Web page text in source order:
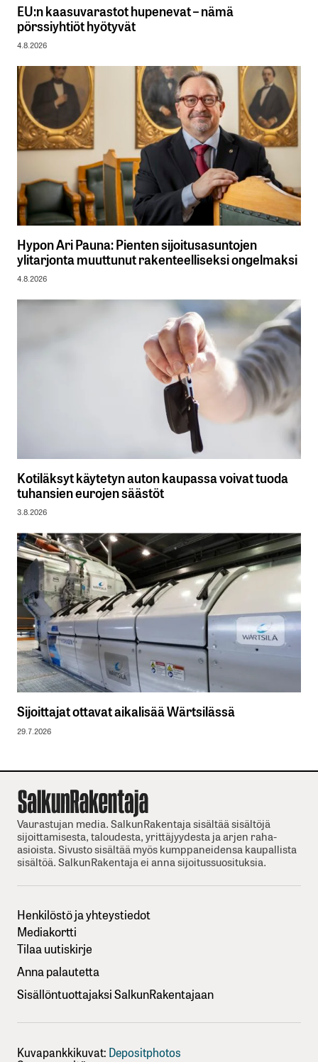
EU:n kaasuvarastot hupenevat – nämä
pörssiyhtiöt hyötyvät
4.8.2026
Hypon Ari Pauna: Pienten sijoitusasuntojen
ylitarjonta muuttunut rakenteelliseksi ongelmaksi
4.8.2026
Kotiläksyt käytetyn auton kaupassa voivat tuoda
tuhansien eurojen säästöt
3.8.2026
Sijoittajat ottavat aikalisää Wärtsilässä
29.7.2026
Vaurastujan media. SalkunRakentaja sisältää sisältöjä
sijoittamisesta, taloudesta, yrittäjyydesta ja arjen raha-
asioista. Sivusto sisältää myös kumppaneidensa kaupallista
sisältöä. SalkunRakentaja ei anna sijoitussuosituksia.
Henkilöstö ja yhteystiedot
Mediakortti
Tilaa uutiskirje
Anna palautetta
Sisällöntuottajaksi SalkunRakentajaan
Kuvapankkikuvat: Depositphotos